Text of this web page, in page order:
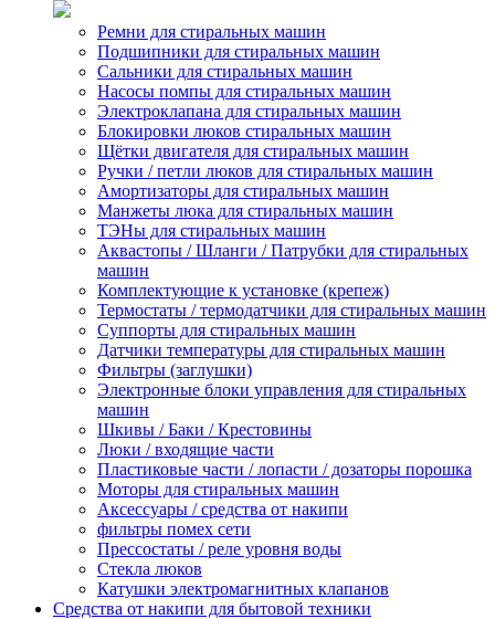
Ремни для стиральных машин
Подшипники для стиральных машин
Сальники для стиральных машин
Насосы помпы для стиральных машин
Электроклапана для стиральных машин
Блокировки люков стиральных машин
Щётки двигателя для стиральных машин
Ручки / петли люков для стиральных машин
Амортизаторы для стиральных машин
Манжеты люка для стиральных машин
ТЭНы для стиральных машин
Аквастопы / Шланги / Патрубки для стиральных
машин
Комплектующие к установке (крепеж)
Термостаты / термодатчики для стиральных машин
Суппорты для стиральных машин
Датчики температуры для стиральных машин
Фильтры (заглушки)
Электронные блоки управления для стиральных
машин
Шкивы / Баки / Крестовины
Люки / входящие части
Пластиковые части / лопасти / дозаторы порошка
Моторы для стиральных машин
Аксессуары / средства от накипи
фильтры помех сети
Прессостаты / реле уровня воды
Стекла люков
Катушки электромагнитных клапанов
Средства от накипи для бытовой техники